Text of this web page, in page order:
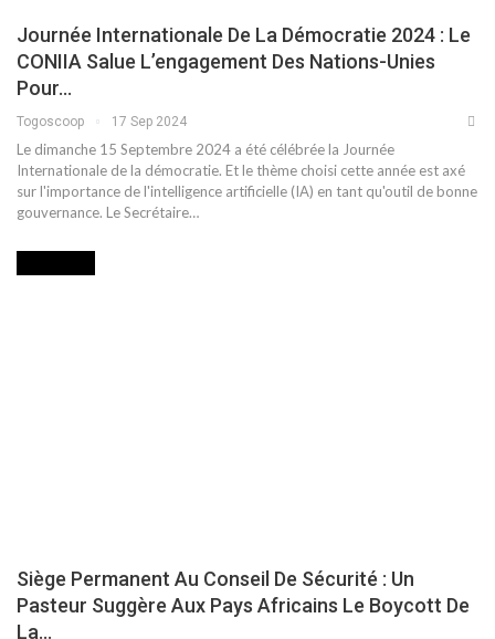
Journée Internationale De La Démocratie 2024 : Le
CONIIA Salue L’engagement Des Nations-Unies
Pour…
Togoscoop 17 Sep 2024
Le dimanche 15 Septembre 2024 a été célébrée la Journée
Internationale de la démocratie. Et le thème choisi cette année est axé
sur l'importance de l'intelligence artificielle (IA) en tant qu'outil de bonne
gouvernance. Le Secrétaire…
Siège Permanent Au Conseil De Sécurité : Un
Pasteur Suggère Aux Pays Africains Le Boycott De
La…